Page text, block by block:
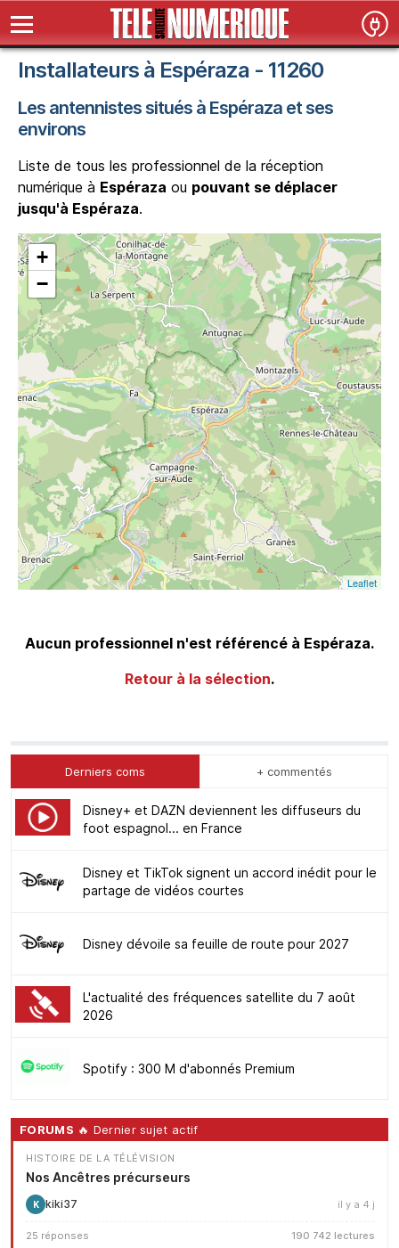
Installateurs à Espéraza - 11260
Les antennistes situés à Espéraza et ses
environs
Liste de tous les professionnel de la réception
numérique à Espéraza ou pouvant se déplacer
jusqu'à Espéraza.
+
−
Leaflet
Aucun professionnel n'est référencé à Espéraza.
Retour à la sélection.
Derniers coms + commentés
Disney+ et DAZN deviennent les diffuseurs du
foot espagnol... en France
Disney et TikTok signent un accord inédit pour le
partage de vidéos courtes
Disney dévoile sa feuille de route pour 2027
L'actualité des fréquences satellite du 7 août
2026
Spotify : 300 M d'abonnés Premium
FORUMS 🔥 Dernier sujet actif
HISTOIRE DE LA TÉLÉVISION
Nos Ancêtres précurseurs
K kiki37 il y a 4 j
25 réponses 190 742 lectures